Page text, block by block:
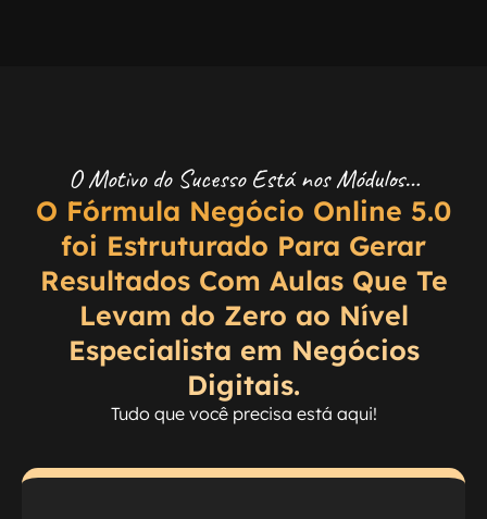
O Motivo do Sucesso Está nos Módulos…
O Fórmula Negócio Online 5.0
foi Estruturado Para Gerar
Resultados Com Aulas Que Te
Levam do Zero ao Nível
Especialista em Negócios
Digitais.
Tudo que você precisa está aqui!